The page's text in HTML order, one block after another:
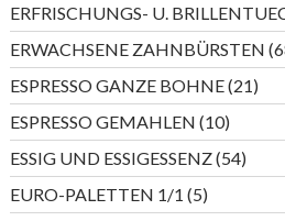
ERFRISCHUNGS- U.
ERWACHSENE ZAHNBÜRSTEN
ESPRESSO GANZE BOHNE 2121
ESPRESSO GEMAHLEN 1010
ESSIG UND ESSIGESSENZ 5454
EURO-PALETTEN 1/1 55